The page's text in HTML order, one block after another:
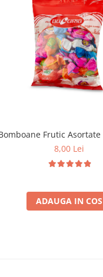
8,00 Lei
ADAUGA IN COS